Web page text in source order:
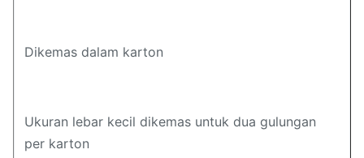
Dikemas dalam karton
Ukuran lebar kecil dikemas untuk dua gulungan
per karton